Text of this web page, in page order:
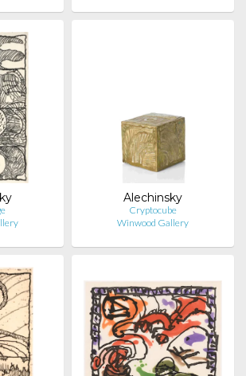
Alechinsky
Cryptocube
Winwood Gallery